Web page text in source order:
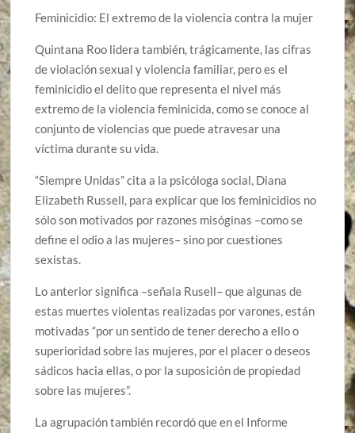
Feminicidio: El extremo de la violencia contra la mujer
Quintana Roo lidera también, trágicamente, las cifras
de violación sexual y violencia familiar, pero es el
feminicidio el delito que representa el nivel más
extremo de la violencia feminicida, como se conoce al
conjunto de violencias que puede atravesar una
víctima durante su vida.
“Siempre Unidas” cita a la psicóloga social, Diana
Elizabeth Russell, para explicar que los feminicidios no
sólo son motivados por razones misóginas –como se
define el odio a las mujeres– sino por cuestiones
sexistas.
Lo anterior significa –señala Rusell– que algunas de
estas muertes violentas realizadas por varones, están
motivadas “por un sentido de tener derecho a ello o
superioridad sobre las mujeres, por el placer o deseos
sádicos hacia ellas, o por la suposición de propiedad
sobre las mujeres”.
La agrupación también recordó que en el Informe